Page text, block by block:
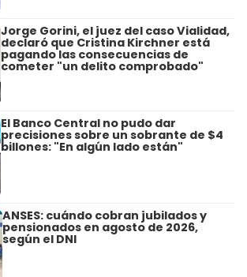
Jorge Gorini, el juez del caso Vialidad,
declaró que Cristina Kirchner está
pagando las consecuencias de
cometer "un delito comprobado"
El Banco Central no pudo dar
precisiones sobre un sobrante de $4
billones: "En algún lado están"
ANSES: cuándo cobran jubilados y
pensionados en agosto de 2026,
según el DNI